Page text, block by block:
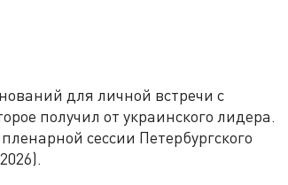
для личной встречи с
получил от украинского лидера.
сессии Петербургского